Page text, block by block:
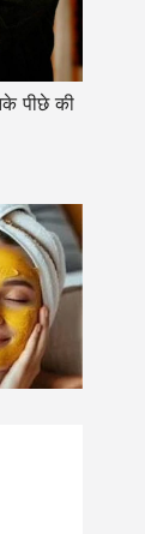
पीछे की